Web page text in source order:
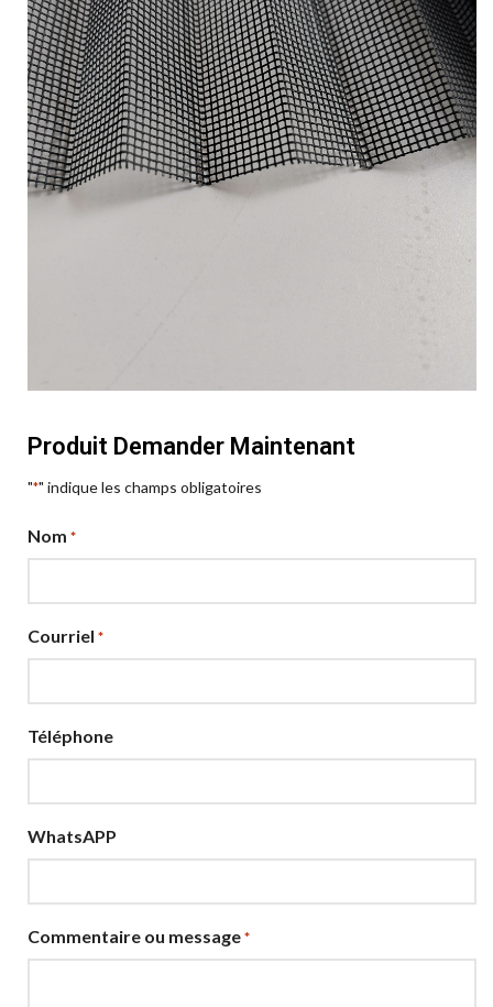
Produit Demander Maintenant
"*" indique les champs obligatoires
Nom *
Courriel *
Téléphone
WhatsAPP
Commentaire ou message *